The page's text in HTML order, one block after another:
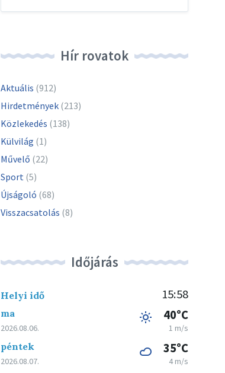
Hír rovatok
Aktuális (912)
Hirdetmények (213)
Közlekedés (138)
Külvilág (1)
Művelő (22)
Sport (5)
Újságoló (68)
Visszacsatolás (8)
Időjárás
Helyi idő 15:58
ma
2026.08.06.
40°C
1 m/s
péntek
2026.08.07.
35°C
4 m/s